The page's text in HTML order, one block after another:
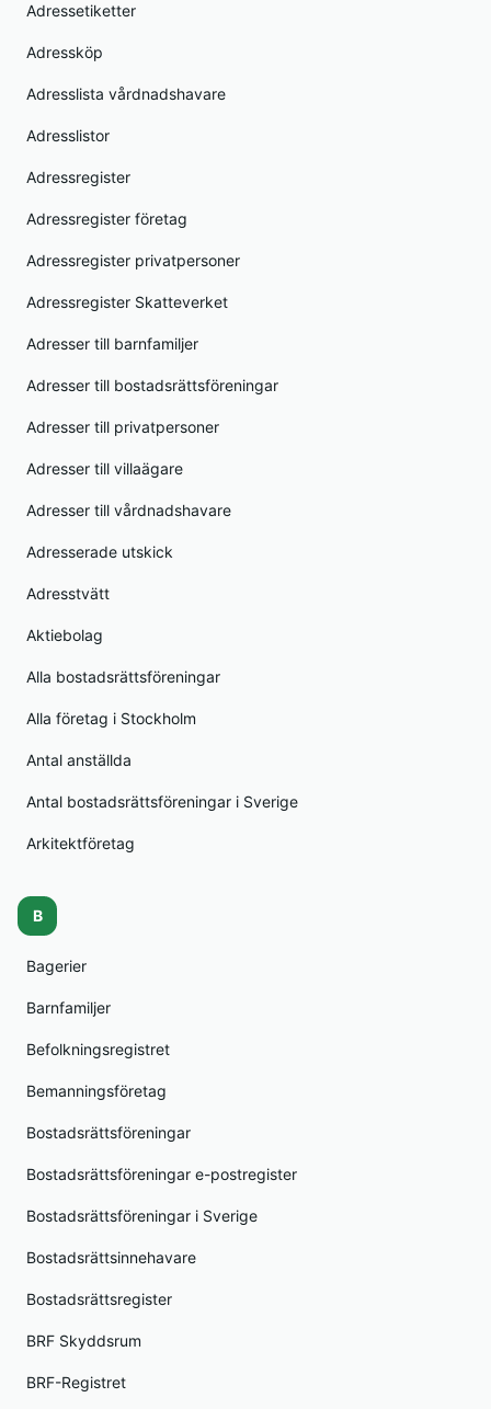
Adressetiketter
Adressköp
Adresslista vårdnadshavare
Adresslistor
Adressregister
Adressregister företag
Adressregister privatpersoner
Adressregister Skatteverket
Adresser till barnfamiljer
Adresser till bostadsrättsföreningar
Adresser till privatpersoner
Adresser till villaägare
Adresser till vårdnadshavare
Adresserade utskick
Adresstvätt
Aktiebolag
Alla bostadsrättsföreningar
Alla företag i Stockholm
Antal anställda
Antal bostadsrättsföreningar i Sverige
Arkitektföretag
B
Bagerier
Barnfamiljer
Befolkningsregistret
Bemanningsföretag
Bostadsrättsföreningar
Bostadsrättsföreningar e-postregister
Bostadsrättsföreningar i Sverige
Bostadsrättsinnehavare
Bostadsrättsregister
BRF Skyddsrum
BRF-Registret